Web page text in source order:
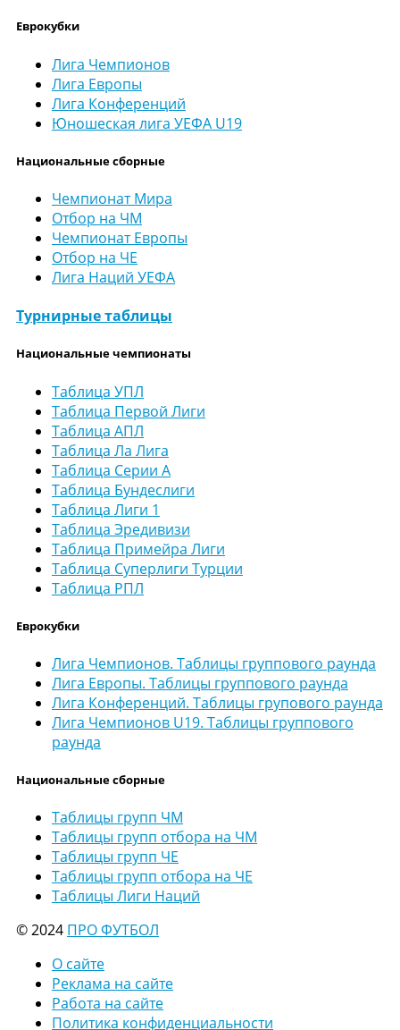
Еврокубки
Лига Чемпионов
Лига Европы
Лига Конференций
Юношеская лига УЕФА U19
Национальные сборные
Чемпионат Мира
Отбор на ЧМ
Чемпионат Европы
Отбор на ЧЕ
Лига Наций УЕФА
Турнирные таблицы
Национальные чемпионаты
Таблица УПЛ
Таблица Первой Лиги
Таблица АПЛ
Таблица Ла Лига
Таблица Серии А
Таблица Бундеслиги
Таблица Лиги 1
Таблица Эредивизи
Таблица Примейра Лиги
Таблица Суперлиги Турции
Таблица РПЛ
Еврокубки
Лига Чемпионов. Таблицы группового раунда
Лига Европы. Таблицы группового раунда
Лига Конференций. Таблицы групового раунда
Лига Чемпионов U19. Таблицы группового
раунда
Национальные сборные
Таблицы групп ЧМ
Таблицы групп отбора на ЧМ
Таблицы групп ЧЕ
Таблицы групп отбора на ЧЕ
Таблицы Лиги Наций
© 2024 ПРО ФУТБОЛ
О сайте
Реклама на сайте
Работа на сайте
Политика конфиденциальности